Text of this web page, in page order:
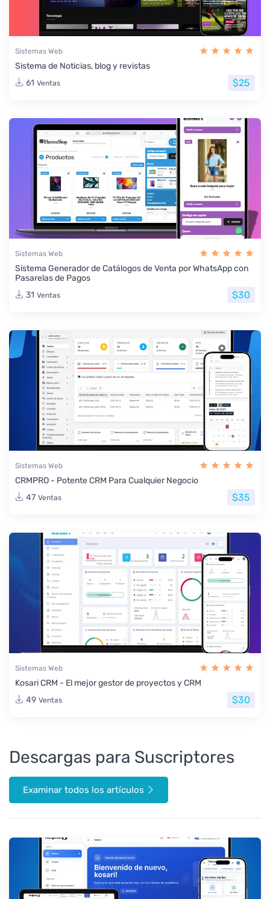
Sistemas Web
Sistema de Noticias, blog y revistas
61 Ventas $25
Sistemas Web
Sistema Generador de Catálogos de Venta por WhatsApp con
Pasarelas de Pagos
31 Ventas $30
Sistemas Web
CRMPRO - Potente CRM Para Cualquier Negocio
47 Ventas $35
Sistemas Web
Kosari CRM - El mejor gestor de proyectos y CRM
49 Ventas $30
Descargas para Suscriptores
Examinar todos los artículos